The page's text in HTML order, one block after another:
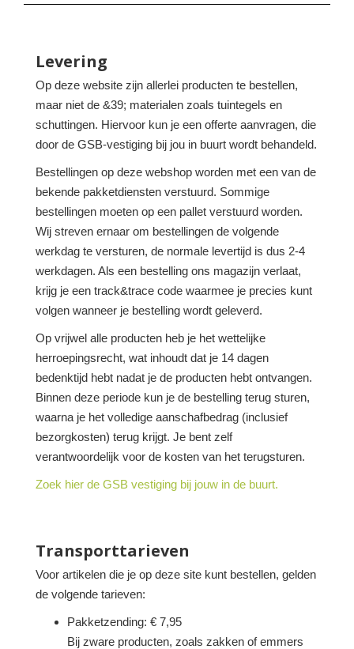
Levering
Op deze website zijn allerlei producten te bestellen,
maar niet de &39; materialen zoals tuintegels en
schuttingen. Hiervoor kun je een offerte aanvragen, die
door de GSB-vestiging bij jou in buurt wordt behandeld.
Bestellingen op deze webshop worden met een van de
bekende pakketdiensten verstuurd. Sommige
bestellingen moeten op een pallet verstuurd worden.
Wij streven ernaar om bestellingen de volgende
werkdag te versturen, de normale levertijd is dus 2-4
werkdagen. Als een bestelling ons magazijn verlaat,
krijg je een track&trace code waarmee je precies kunt
volgen wanneer je bestelling wordt geleverd.
Op vrijwel alle producten heb je het wettelijke
herroepingsrecht, wat inhoudt dat je 14 dagen
bedenktijd hebt nadat je de producten hebt ontvangen.
Binnen deze periode kun je de bestelling terug sturen,
waarna je het volledige aanschafbedrag (inclusief
bezorgkosten) terug krijgt. Je bent zelf
verantwoordelijk voor de kosten van het terugsturen.
Zoek hier de GSB vestiging bij jouw in de buurt.
Transporttarieven
Voor artikelen die je op deze site kunt bestellen, gelden
de volgende tarieven:
Pakketzending: € 7,95
Bij zware producten, zoals zakken of emmers